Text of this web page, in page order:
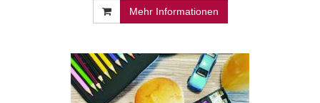
Mehr Informationen